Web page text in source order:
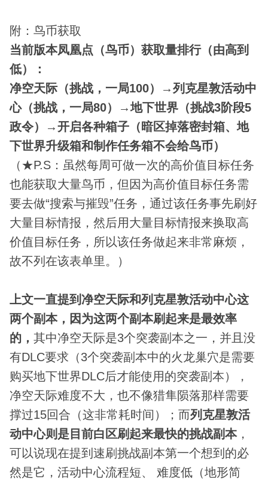
附：鸟币获取
当前版本凤凰点（鸟币）获取量排行（由高到
低）：
净空天际（挑战，一局100）→列克星敦活动中
心（挑战，一局80）→地下世界（挑战3阶段5
政令）→开启各种箱子（暗区掉落密封箱、地
下世界升级箱和制作任务箱不会给鸟币）
（★P.S：虽然每周可做一次的高价值目标任务
也能获取大量鸟币，但因为高价值目标任务需
要去做“搜索与摧毁”任务，通过该任务事先刷好
大量目标情报，然后用大量目标情报来换取高
价值目标任务，所以该任务做起来非常麻烦，
故不列在该表单里。）
上文一直提到净空天际和列克星敦活动中心这
两个副本，因为这两个副本刷起来是最效率
的， 其中净空天际是3个突袭副本之一，并且没
有DLC要求（3个突袭副本中的火龙巢穴是需要
购买地下世界DLC后才能使用的突袭副本），
净空天际难度不大，也不像猎隼陨落那样需要
撑过15回合（这非常耗时间）；而列克星敦活
动中心则是目前白区刷起来最快的挑战副本，
可以说现在提到速刷挑战副本第一个想到的必
然是它，活动中心流程短、 难度低（地形简